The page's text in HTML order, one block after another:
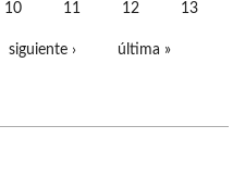
10 11 12 13
siguiente › última »